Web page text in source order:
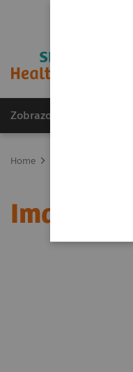
Zobrazovací technika
Home
Image 66